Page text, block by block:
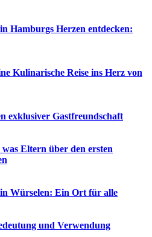
Hamburgs Herzen entdecken:
Kulinarische Reise ins Herz von
exklusiver Gastfreundschaft
Eltern über den ersten
Würselen: Ein Ort für alle
und Verwendung